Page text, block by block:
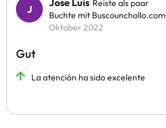
Jose Luis Reiste als paar
Buchte mit Buscounchollo.com
Oktober 2022
Gut
La atención ha sido excelente